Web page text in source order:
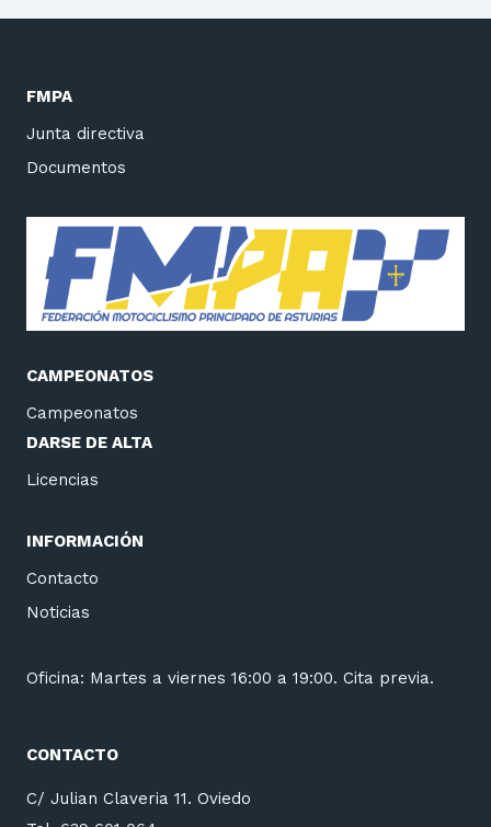
FMPA
Junta directiva
Documentos
CAMPEONATOS
Campeonatos
DARSE DE ALTA
Licencias
INFORMACIÓN
Contacto
Noticias
Oficina: Martes a viernes 16:00 a 19:00. Cita previa.
CONTACTO
C/ Julian Claveria 11. Oviedo